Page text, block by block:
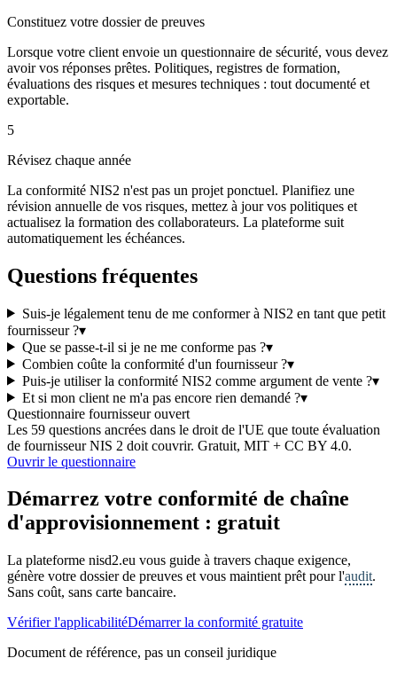
Constituez votre dossier de preuves
Lorsque votre client envoie un questionnaire de sécurité, vous devez
avoir vos réponses prêtes. Politiques, registres de formation,
évaluations des risques et mesures techniques : tout documenté et
exportable.
5
Révisez chaque année
La conformité NIS2 n'est pas un projet ponctuel. Planifiez une
révision annuelle de vos risques, mettez à jour vos politiques et
actualisez la formation des collaborateurs. La plateforme suit
automatiquement les échéances.
Questions fréquentes
Suis-je légalement tenu de me conformer à NIS2 en tant que petit
fournisseur ?▾
Que se passe-t-il si je ne me conforme pas ?▾
Combien coûte la conformité d'un fournisseur ?▾
Puis-je utiliser la conformité NIS2 comme argument de vente ?▾
Et si mon client ne m'a pas encore rien demandé ?▾
Questionnaire fournisseur ouvert
Les 59 questions ancrées dans le droit de l'UE que toute évaluation
de fournisseur NIS 2 doit couvrir. Gratuit, MIT + CC BY 4.0.
Ouvrir le questionnaire
Démarrez votre conformité de chaîne
d'approvisionnement : gratuit
La plateforme nisd2.eu vous guide à travers chaque exigence,
génère votre dossier de preuves et vous maintient prêt pour l'audit.
Sans coût, sans carte bancaire.
Vérifier l'applicabilitéDémarrer la conformité gratuite
Document de référence, pas un conseil juridique